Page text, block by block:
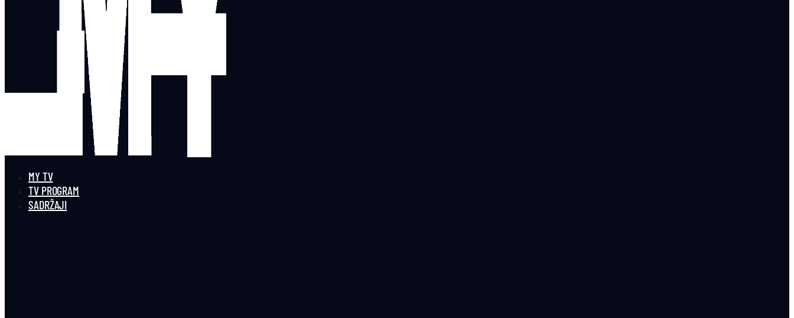
MY TV
TV PROGRAM
SADRŽAJI